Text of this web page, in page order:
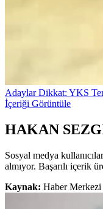
Adaylar Dikkat: YKS
İçeriği Görüntüle
HAKAN
Sosyal medya
almıyor. Başarılı içerik
Kaynak: Haber Merkezi